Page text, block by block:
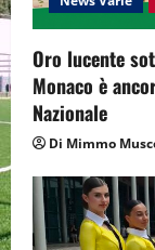
o
n
Oro lucente
Monaco è
Nazionale
Di Mimmo